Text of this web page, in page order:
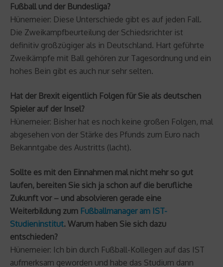
Fußball und der Bundesliga?
Hünemeier: Diese Unterschiede gibt es auf jeden Fall.
Die Zweikampfbeurteilung der Schiedsrichter ist
definitiv großzügiger als in Deutschland. Hart geführte
Zweikämpfe mit Ball gehören zur Tagesordnung und ein
hohes Bein gibt es auch nur sehr selten.
Hat der Brexit eigentlich Folgen für Sie als deutschen
Spieler auf der Insel?
Hünemeier: Bisher hat es noch keine großen Folgen, mal
abgesehen von der Stärke des Pfunds zum Euro nach
Bekanntgabe des Austritts (lacht).
Sollte es mit den Einnahmen mal nicht mehr so gut
laufen, bereiten Sie sich ja schon auf die berufliche
Zukunft vor – und absolvieren gerade eine
Weiterbildung zum Fußballmanager am IST-
Studieninstitut. Warum haben Sie sich dazu
entschieden?
Hünemeier: Ich bin durch Fußball-Kollegen auf das IST
aufmerksam geworden und habe das Studium dann